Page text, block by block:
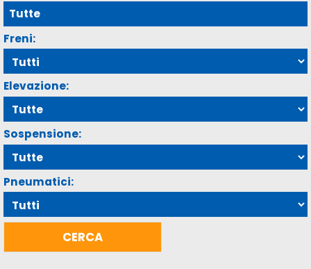
Freni:
Elevazione:
Sospensione:
Pneumatici: